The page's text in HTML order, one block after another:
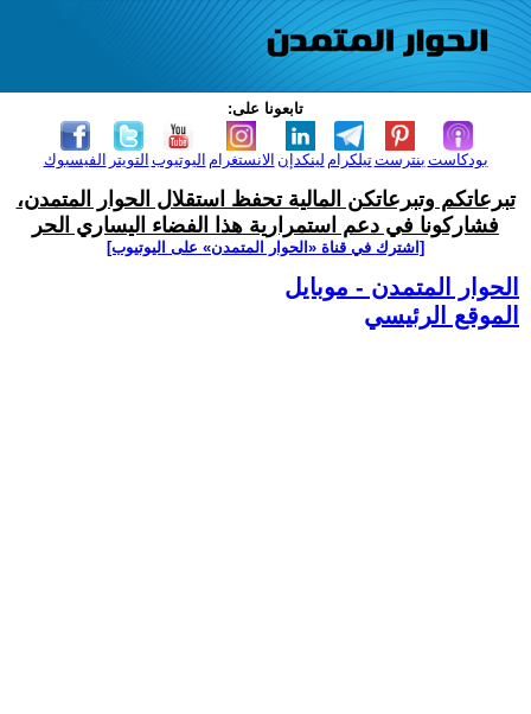
تابعونا على:
الفيسبوك التويتر اليوتيوب الانستغرام لينكدإن تيلكرامبنترست بودكاست
تبرعاتكم وتبرعاتكن المالية تحفظ استقلال الحوار المتمدن،
فشاركونا في دعم استمرارية هذا الفضاء اليساري الحر
[اشترك في قناة ‫«الحوار المتمدن» على اليوتيوب]
الحوار المتمدن - موبايل
الموقع الرئيسي